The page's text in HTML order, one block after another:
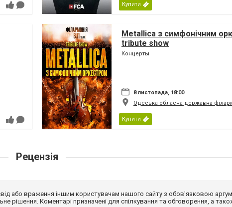
Купити
Metallica з симфонiчним
tribute show
Концерты
8 листопада, 18:00
Одеська обласна державна
Купити
Рецензія
або враження іншим користувачам нашого сайту з обов'язковою
рішення. Коментарі призначені для спілкування та обговорення, а